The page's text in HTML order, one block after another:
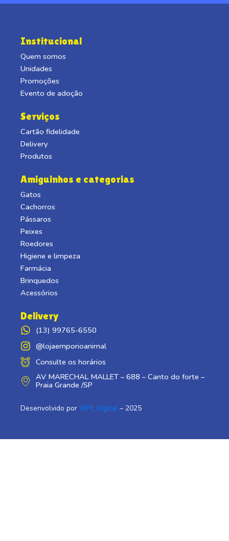
Institucional
Quem somos
Unidades
Promoções
Evento de adoção
Serviços
Cartão fidelidade
Delivery
Produtos
Amiguinhos e categorias
Gatos
Cachorros
Pássaros
Peixes
Roedores
Higiene e limpeza
Farmácia
Brinquedos
Acessórios
Delivery
(13) 99765-6550
@lojaemporioanimal
Consulte os horários
AV MARECHAL MALLET – 688 – Canto do forte –
Praia Grande /SP
Desenvolvido por WPL Digital – 2025